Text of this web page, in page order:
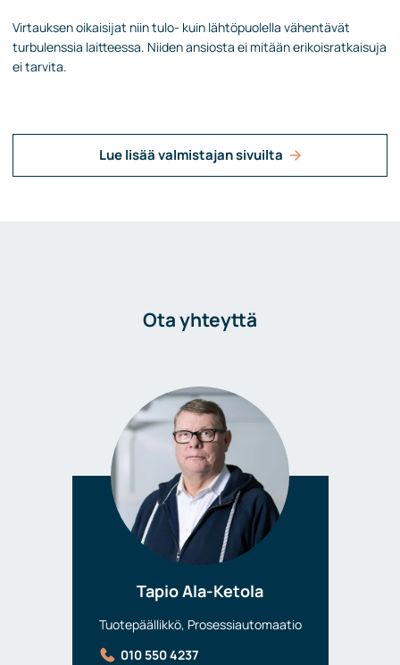
Virtauksen oikaisijat niin tulo- kuin lähtöpuolella vähentävät
turbulenssia laitteessa. Niiden ansiosta ei mitään erikoisratkaisuja
ei tarvita.
Lue lisää valmistajan sivuilta
Ota yhteyttä
Tapio Ala-Ketola
Tuotepäällikkö, Prosessiautomaatio
010 550 4237